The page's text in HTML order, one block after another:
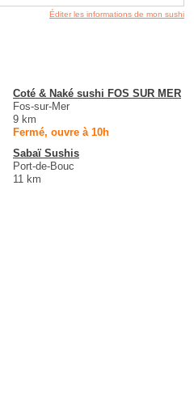
Éditer les informations de mon sushi
Coté & Naké sushi FOS SUR MER
Fos-sur-Mer
9 km
Fermé, ouvre à 10h
Sabaï Sushis
Port-de-Bouc
11 km